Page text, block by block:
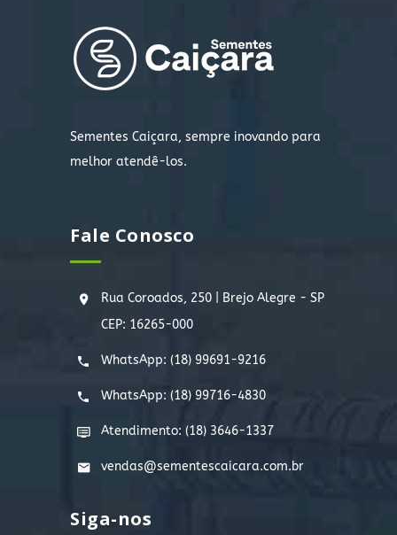
Sementes Caiçara, sempre inovando para
melhor atendê-los.
Fale Conosco
Rua Coroados, 250 | Brejo Alegre - SP
CEP: 16265-000
WhatsApp: (18) 99691-9216
WhatsApp: (18) 99716-4830
Atendimento: (18) 3646-1337
vendas@sementescaicara.com.br
Siga-nos